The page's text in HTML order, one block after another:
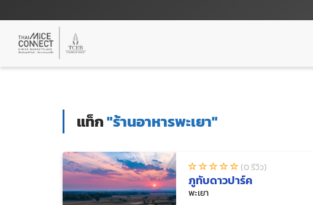
แท็ก"ร้านอาหารพะเยา"
(0 รีวิว)
ภูทับดาวปาร์ค
พะเยา